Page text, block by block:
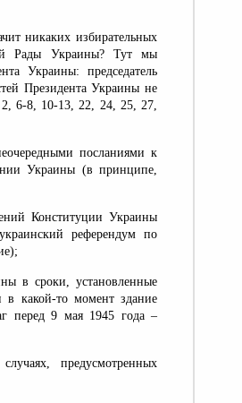
никаких избирательных
Рады Украины? Тут мы
Украины: председатель
Президента Украины не
2, 6-8, 10-13, 22, 24, 25, 27,
посланиями к
Украины (в принципе,
Конституции Украины
референдум по
в сроки, установленные
в какой-то момент здание
перед 9 мая 1945 года –
предусмотренных